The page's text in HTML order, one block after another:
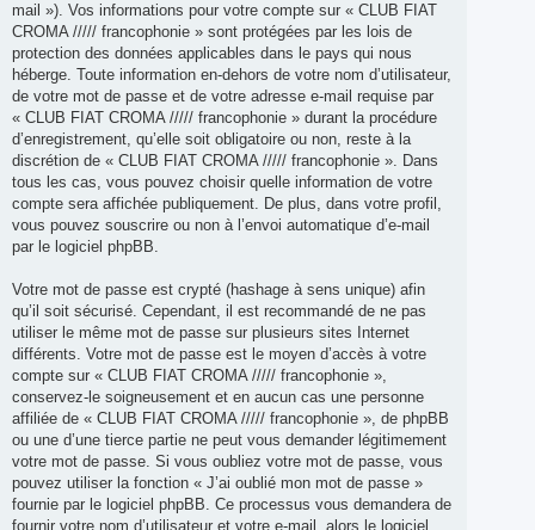
mail »). Vos informations pour votre compte sur « CLUB FIAT
CROMA ///// francophonie » sont protégées par les lois de
protection des données applicables dans le pays qui nous
héberge. Toute information en-dehors de votre nom d’utilisateur,
de votre mot de passe et de votre adresse e-mail requise par
« CLUB FIAT CROMA ///// francophonie » durant la procédure
d’enregistrement, qu’elle soit obligatoire ou non, reste à la
discrétion de « CLUB FIAT CROMA ///// francophonie ». Dans
tous les cas, vous pouvez choisir quelle information de votre
compte sera affichée publiquement. De plus, dans votre profil,
vous pouvez souscrire ou non à l’envoi automatique d’e-mail
par le logiciel phpBB.
Votre mot de passe est crypté (hashage à sens unique) afin
qu’il soit sécurisé. Cependant, il est recommandé de ne pas
utiliser le même mot de passe sur plusieurs sites Internet
différents. Votre mot de passe est le moyen d’accès à votre
compte sur « CLUB FIAT CROMA ///// francophonie »,
conservez-le soigneusement et en aucun cas une personne
affiliée de « CLUB FIAT CROMA ///// francophonie », de phpBB
ou une d’une tierce partie ne peut vous demander légitimement
votre mot de passe. Si vous oubliez votre mot de passe, vous
pouvez utiliser la fonction « J’ai oublié mon mot de passe »
fournie par le logiciel phpBB. Ce processus vous demandera de
fournir votre nom d’utilisateur et votre e-mail, alors le logiciel